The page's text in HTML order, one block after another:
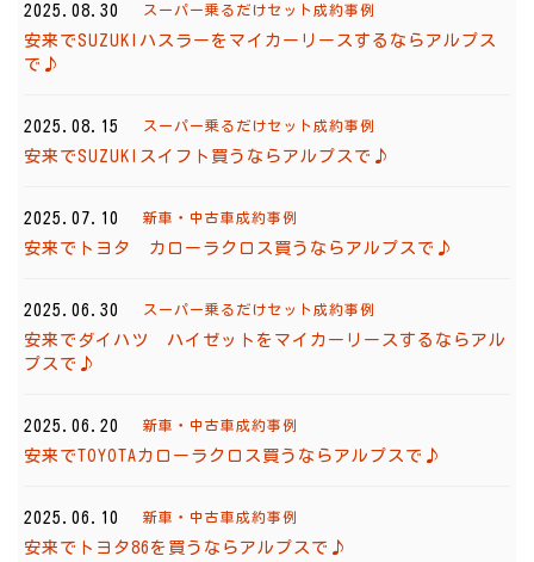
2025.08.30 スーパー乗るだけセット成約事例
安来でSUZUKIハスラーをマイカーリースするならアルプス
で♪
2025.08.15 スーパー乗るだけセット成約事例
安来でSUZUKIスイフト買うならアルプスで♪
2025.07.10 新車・中古車成約事例
安来でトヨタ カローラクロス買うならアルプスで♪
2025.06.30 スーパー乗るだけセット成約事例
安来でダイハツ ハイゼットをマイカーリースするならアル
プスで♪
2025.06.20 新車・中古車成約事例
安来でTOYOTAカローラクロス買うならアルプスで♪
2025.06.10 新車・中古車成約事例
安来でトヨタ86を買うならアルプスで♪